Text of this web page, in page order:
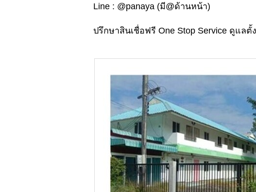
Line : @panaya (มี@ด้านหน้า)
ปรึกษาสินเชื่อฟรี One Stop Service ดูแ